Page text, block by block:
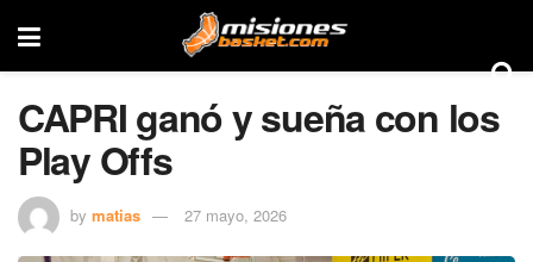
CAPRI ganó y sueña con los
Play Offs
by matias 27 mayo, 2026